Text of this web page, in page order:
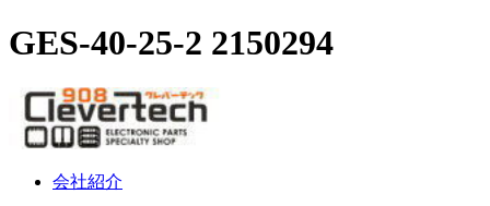
GES-40-25-2 2150294
会社紹介